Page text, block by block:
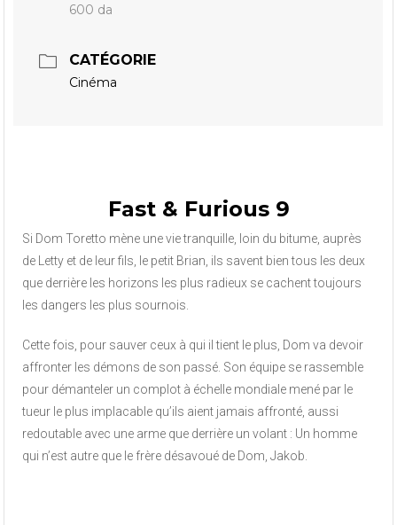
600 da
CATÉGORIE
Cinéma
Fast & Furious 9
Si Dom Toretto mène une vie tranquille, loin du bitume, auprès
de Letty et de leur fils, le petit Brian, ils savent bien tous les deux
que derrière les horizons les plus radieux se cachent toujours
les dangers les plus sournois.
Cette fois, pour sauver ceux à qui il tient le plus, Dom va devoir
affronter les démons de son passé. Son équipe se rassemble
pour démanteler un complot à échelle mondiale mené par le
tueur le plus implacable qu’ils aient jamais affronté, aussi
redoutable avec une arme que derrière un volant : Un homme
qui n’est autre que le frère désavoué de Dom, Jakob.